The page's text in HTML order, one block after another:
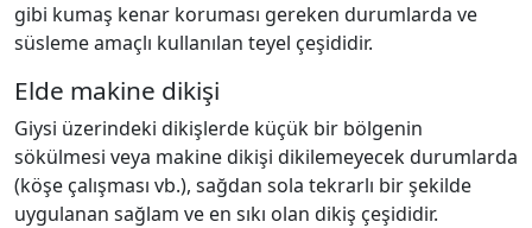
gibi kumaş kenar koruması gereken durumlarda ve
süsleme amaçlı kullanılan teyel çeşididir.
Elde makine dikişi
Giysi üzerindeki dikişlerde küçük bir bölgenin
sökülmesi veya makine dikişi dikilemeyecek durumlarda
(köşe çalışması vb.), sağdan sola tekrarlı bir şekilde
uygulanan sağlam ve en sıkı olan dikiş çeşididir.